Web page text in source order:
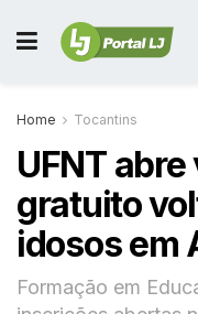
Home Tocantins
UFNT
gratuito
idosos em
Formação em